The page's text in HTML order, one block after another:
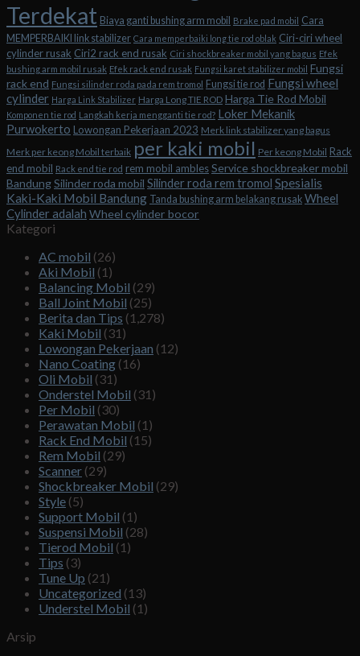
Terdekat Biaya ganti bushing arm mobil Brake pad mobil
Cara
MEMPERBAIKI link stabilizer Cara memperbaiki long tie rod oblak Ciri-ciri wheel
cylinder rusak Ciri2 rack end rusak Ciri shockbreaker mobil yang bagus Efek
bushing arm mobil rusak Efek rack end rusak Fungsi karet stabilizer mobil Fungsi
rack end Fungsi silinder roda pada rem tromol Fungsi tie rod Fungsi wheel
cylinder Harga Link Stabilizer Harga Long TIE ROD Harga Tie Rod Mobil
Komponen tie rod Langkah kerja mengganti tie rod? Loker Mekanik
Purwokerto Lowongan Pekerjaan 2023 Merk link stabilizer yang bagus
Merk per keong Mobil terbaik per kaki mobil Per keong Mobil Rack
end mobil Rack end tie rod rem mobil amblesService shockbreaker mobil
BandungSilinder roda mobil Silinder roda rem tromol Spesialis
Kaki-Kaki Mobil Bandung Tanda bushing arm belakang rusak Wheel
Cylinder adalah Wheel cylinder bocor
Kategori
AC mobil (26)
Aki Mobil (1)
Balancing Mobil (29)
Ball Joint Mobil (25)
Berita dan Tips (1,278)
Kaki Mobil (31)
Lowongan Pekerjaan (12)
Nano Coating (16)
Oli Mobil (31)
Onderstel Mobil (31)
Per Mobil (30)
Perawatan Mobil (1)
Rack End Mobil (15)
Rem Mobil (29)
Scanner (29)
Shockbreaker Mobil (29)
Style (5)
Support Mobil (1)
Suspensi Mobil (28)
Tierod Mobil (1)
Tips (3)
Tune Up (21)
Uncategorized (13)
Understel Mobil (1)
Arsip